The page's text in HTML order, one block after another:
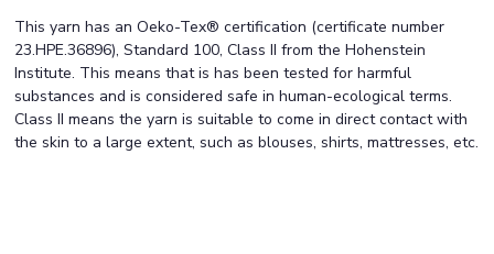
This yarn has an Oeko-Tex® certification (certificate number
23.HPE.36896), Standard 100, Class II from the Hohenstein
Institute. This means that is has been tested for harmful
substances and is considered safe in human-ecological terms.
Class II means the yarn is suitable to come in direct contact with
the skin to a large extent, such as blouses, shirts, mattresses, etc.